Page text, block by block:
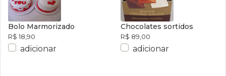
Bolo Marmorizado
R$ 18,90
adicionar
Chocolates sortidos
R$ 89,00
adicionar